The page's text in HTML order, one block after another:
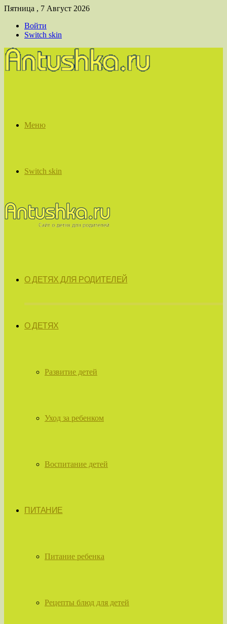
Пятница , 7 Август 2026
Войти
Switch skin
Меню
Switch skin
О ДЕТЯХ ДЛЯ РОДИТЕЛЕЙ
О ДЕТЯХ
Развитие детей
Уход за ребенком
Воспитание детей
ПИТАНИЕ
Питание ребенка
Рецепты блюд для детей